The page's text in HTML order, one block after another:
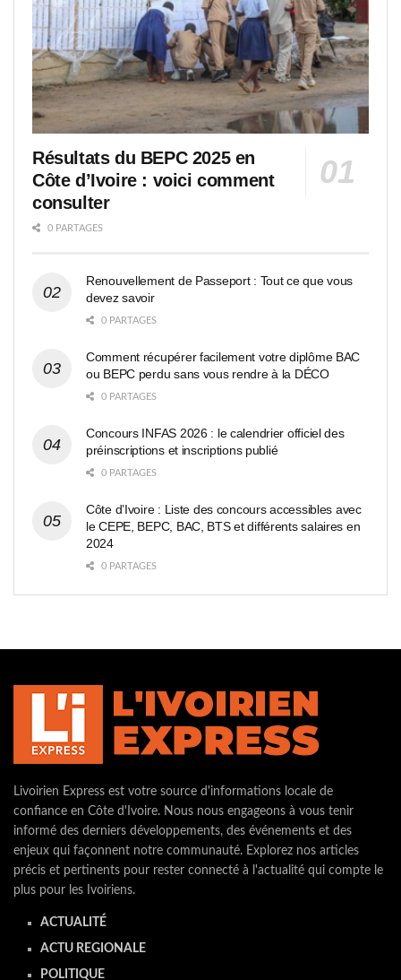
Résultats du BEPC 2025 en
Côte d’Ivoire : voici comment
consulter
0 PARTAGES
Renouvellement de Passeport : Tout ce que vous
devez savoir
0 PARTAGES
Comment récupérer facilement votre diplôme BAC
ou BEPC perdu sans vous rendre à la DÉCO
0 PARTAGES
Concours INFAS 2026 : le calendrier officiel des
préinscriptions et inscriptions publié
0 PARTAGES
Côte d’Ivoire : Liste des concours accessibles avec
le CEPE, BEPC, BAC, BTS et différents salaires en
2024
0 PARTAGES
Livoirien Express est votre source d'informations locale de
confiance en Côte d'Ivoire. Nous nous engageons à vous tenir
informé des derniers développements, des événements et des
enjeux qui façonnent notre communauté. Explorez nos articles
précis et pertinents pour rester connecté à l'actualité qui compte le
plus pour les Ivoiriens.
ACTUALITÉ
ACTU REGIONALE
POLITIQUE